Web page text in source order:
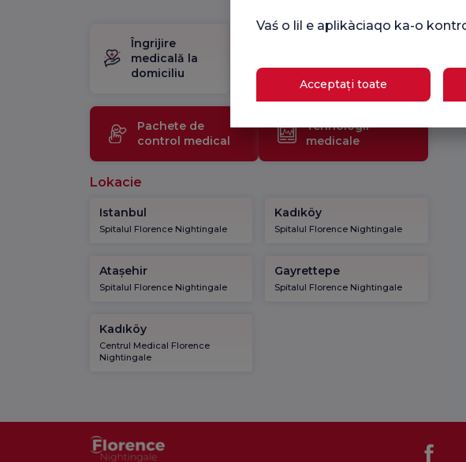
Îngrijire
medicală la
domiciliu
Pachete de
control medical
Tehnologii
medicale
Lokacie
Istanbul
Spitalul Florence Nightingale
Kadıköy
Spitalul Florence Nightingale
Atașehir
Spitalul Florence Nightingale
Gayrettepe
Spitalul Florence Nightingale
Kadıköy
Centrul Medical Florence
Nightingale
Vaś o lil e aplikàciaqo ka-o
Acceptați toate